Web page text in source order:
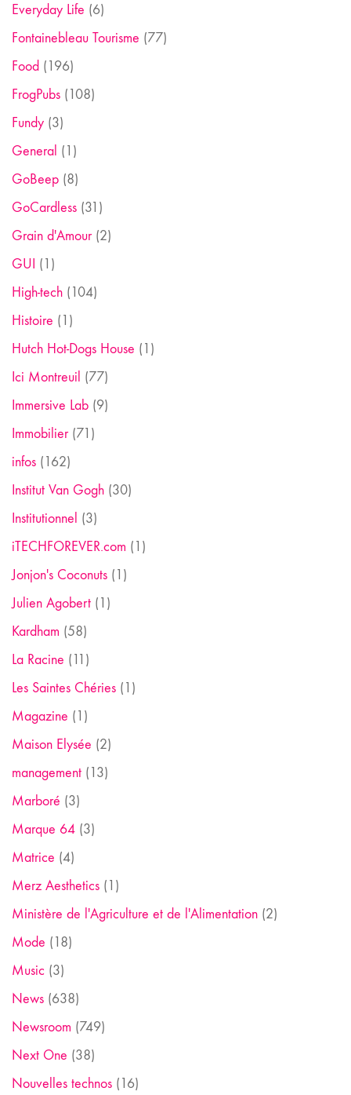
Everyday Life (6)
Fontainebleau Tourisme (77)
Food (196)
FrogPubs (108)
Fundy (3)
General (1)
GoBeep (8)
GoCardless (31)
Grain d'Amour(2)
GUI (1)
High-tech (104)
Histoire (1)
Hutch Hot-Dogs House (1)
Ici Montreuil (77)
Immersive Lab (9)
Immobilier(71)
infos (162)
Institut Van Gogh (30)
Institutionnel (3)
iTECHFOREVER.com (1)
Jonjon's Coconuts (1)
Julien Agobert (1)
Kardham (58)
La Racine (11)
Les Saintes Chéries (1)
Magazine (1)
Maison Elysée (2)
management (13)
Marboré (3)
Marque 64 (3)
Matrice (4)
Merz Aesthetics (1)
Ministère de l'Agriculture et de l'Alimentation (2)
Mode (18)
Music (3)
News (638)
Newsroom (749)
Next One (38)
Nouvelles technos (16)